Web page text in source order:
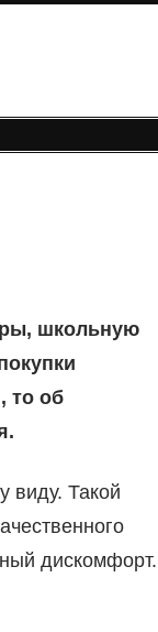
школьную
то об
виду. Такой
дискомфорт.